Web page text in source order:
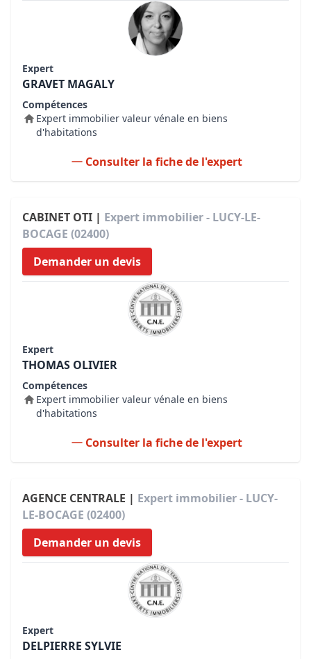
Expert
GRAVET MAGALY
Compétences
Expert immobilier valeur vénale en biens
d'habitations
Consulter la fiche de l'expert
CABINET OTI | Expert immobilier - LUCY-LE-
BOCAGE (02400)
Demander un devis
Expert
THOMAS OLIVIER
Compétences
Expert immobilier valeur vénale en biens
d'habitations
Consulter la fiche de l'expert
AGENCE CENTRALE | Expert immobilier - LUCY-
LE-BOCAGE (02400)
Demander un devis
Expert
DELPIERRE SYLVIE